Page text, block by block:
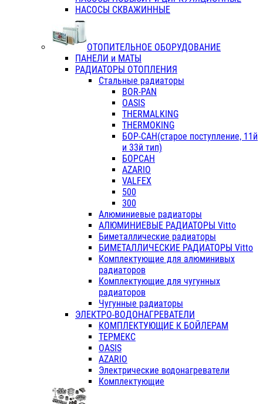
НАСОСЫ СКВАЖИННЫЕ
ОТОПИТЕЛЬНОЕ ОБОРУДОВАНИЕ
ПАНЕЛИ и МАТЫ
РАДИАТОРЫ ОТОПЛЕНИЯ
Стальные радиаторы
BOR-PAN
OASIS
THERMALKING
THERMOKING
БОР-САН(старое поступление, 11й
и 33й тип)
БОРСАН
AZARIO
VALFEX
500
300
Алюминиевые радиаторы
АЛЮМИНИЕВЫЕ РАДИАТОРЫ Vitto
Биметаллические радиаторы
БИМЕТАЛЛИЧЕСКИЕ РАДИАТОРЫ Vitto
Комплектующие для алюминивых
радиаторов
Комплектующие для чугунных
радиаторов
Чугунные радиаторы
ЭЛЕКТРО-ВОДОНАГРЕВАТЕЛИ
КОМПЛЕКТУЮЩИЕ К БОЙЛЕРАМ
ТЕРМЕКС
OASIS
AZARIO
Электрические водонагреватели
Комплектующие